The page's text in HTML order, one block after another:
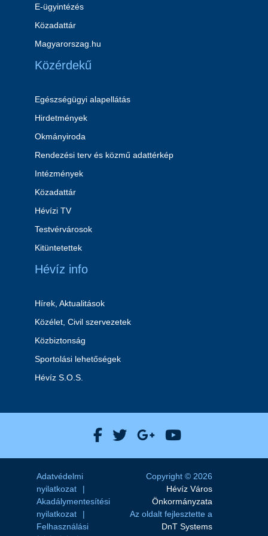
E-ügyintézés
Közadattár
Magyarorszag.hu
Közérdekű
Egészségügyi alapellátás
Hirdetmények
Okmányiroda
Rendezési terv és közmű adattérkép
Intézmények
Közadattár
Hévízi TV
Testvérvárosok
Kitüntetettek
Hévíz info
Hírek, Aktualitások
Közélet, Civil szervezetek
Közbiztonság
Sportolási lehetőségek
Hévíz S.O.S.
Hévíz Város Facebook
Hévíz Város X
Hévíz Város
Hévíz Város
Adatvédelmi
nyilatkozat
Akadálymentesítési
nyilatkozat
Felhasználási
Copyright © 2026
Hévíz Város
Önkormányzata
Az oldalt fejlesztette a
DnT Systems